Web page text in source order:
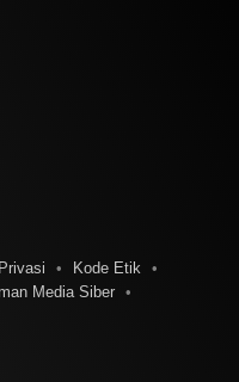
Kode Etik
Media Siber